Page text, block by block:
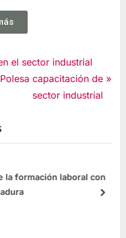
el sector industrial
capacitación de
sector industrial
la formación laboral con